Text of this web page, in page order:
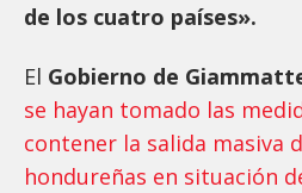
de los cuatro países».
El Gobierno de
se hayan tomado las
contener la salida masiva
hondureñas en situación